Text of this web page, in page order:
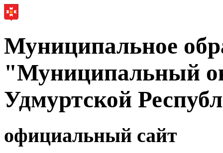
Муниципальное
"Муниципальный
Удмуртской
официальный сайт